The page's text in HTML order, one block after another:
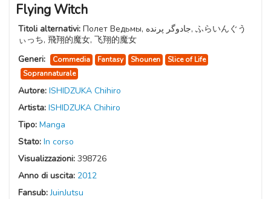
Flying Witch
Titoli alternativi: Полет Ведьмы, جادوگر پرنده, ふらいんぐう
ぃっち, 飛翔的魔女, 飞翔的魔女
Generi:
Commedia Fantasy Shounen
Slice of Life
Soprannaturale
Autore: ISHIDZUKA Chihiro
Artista: ISHIDZUKA Chihiro
Tipo: Manga
Stato: In corso
Visualizzazioni: 398726
Anno di uscita: 2012
Fansub:JuinJutsu